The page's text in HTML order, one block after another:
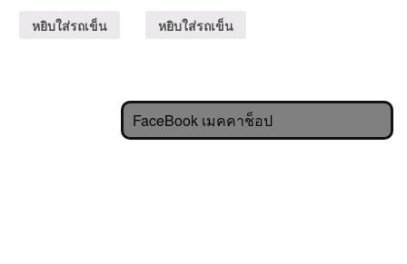
หยิบใส่รถเข็น หยิบใส่รถเข็น
FaceBook เมคคาช็อป